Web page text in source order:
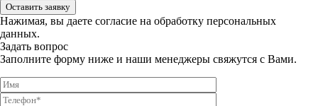
Оставить заявку
Нажимая, вы даете согласие на обработку персональных
данных.
Задать вопрос
Заполните форму ниже и наши менеджеры свяжутся с Вами.